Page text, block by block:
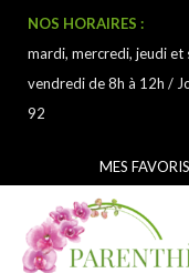
NOS HORAIRES :
mardi, mercredi, jeudi et
vendredi de 8h à 12h /
92
MES FAVORIS